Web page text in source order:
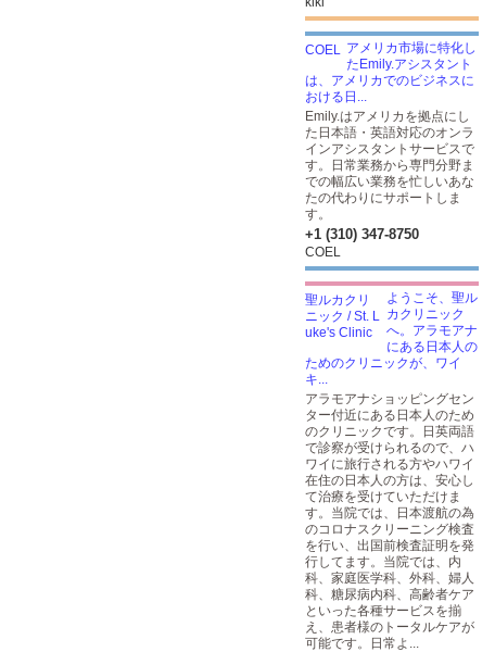
アメリカ市場に特化し
たEmily.アシスタント
は、アメリカでのビジネスに
おける日...
Emily.はアメリカを拠点にし
た日本語・英語対応のオンラ
インアシスタントサービスで
す。日常業務から専門分野ま
での幅広い業務を忙しいあな
たの代わりにサポートしま
す。
+1 (310) 347-8750
COEL
ようこそ、聖ル
カクリニック
へ。アラモアナ
にある日本人の
ためのクリニックが、ワイ
キ...
アラモアナショッピングセン
ター付近にある日本人のため
のクリニックです。日英両語
で診察が受けられるので、ハ
ワイに旅行される方やハワイ
在住の日本人の方は、安心し
て治療を受けていただけま
す。当院では、日本渡航の為
のコロナスクリーニング検査
を行い、出国前検査証明を発
行してます。当院では、内
科、家庭医学科、外科、婦人
科、糖尿病内科、高齢者ケア
といった各種サービスを揃
え、患者様のトータルケアが
可能です。日常よ...